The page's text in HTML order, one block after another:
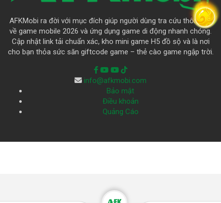
AFKMobi ra đời với mục đích giúp người dùng tra cứu thông tin
về game mobile 2026 và ứng dụng game di động nhanh chóng.
Cập nhật link tải chuẩn xác, kho mini game H5 đồ sộ và là nơi
cho bạn thỏa sức săn giftcode game – thẻ cào game ngập trời.
info@afkmobi.com
Bảo mật
Điều khoản
Quảng Cáo